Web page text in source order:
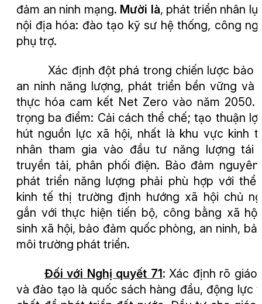
đảm an ninh mạng. Mười là, phát triển nhân
nội địa hóa: đào tạo kỹ sư hệ thống, công
phụ trợ.
Xác định đột phá trong chiến lược bảo
an ninh năng lượng, phát triển bền vững và
thực hóa cam kết Net Zero vào năm 2050.
trọng ba điểm: Cải cách thể chế; tạo thuận
hút nguồn lực xã hội, nhất là khu vực kinh
nhân tham gia vào đầu tư năng lượng tái
truyền tải, phân phối điện. Bảo đảm
phát triển năng lượng phải phù hợp với thể
kinh tế thị trường định hướng xã hội chủ
gắn với thực hiện tiến bộ, công bằng xã
sinh xã hội, bảo đảm quốc phòng, an ninh,
môi trường phát triển.
Đối với Nghị quyết 71:Xác định rõ giáo
và đào tạo là quốc sách hàng đầu, động lực